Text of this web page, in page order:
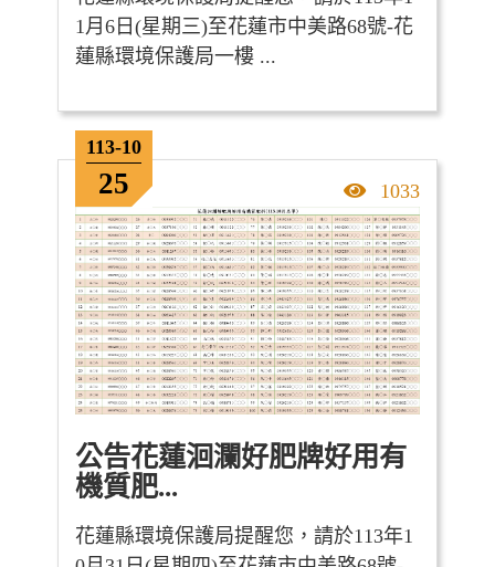
1月6日(星期三)至花蓮市中美路68號-花
蓮縣環境保護局一樓 ...
113-10
25 點擊率
1033
公告花蓮洄瀾好肥牌好用有
機質肥...
花蓮縣環境保護局提醒您，請於113年1